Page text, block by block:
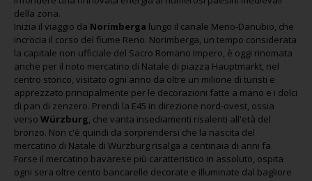
della zona.
Inizia il viaggio da Norimberga lungo il canale Meno-Danubio, che
incrocia il corso del fiume Reno. Norimberga, un tempo considerata
la capitale non ufficiale del Sacro Romano Impero, è oggi rinomata
anche per il noto mercatino di Natale di piazza Hauptmarkt, nel
centro storico, visitato ogni anno da oltre un milione di turisti e
apprezzato principalmente per le decorazioni fatte a mano e i dolci
di pan di zenzero. Prendi la E45 in direzione nord-ovest, ossia
verso Würzburg, che vanta insediamenti risalenti all'età del
bronzo. Non c'è quindi da sorprendersi che la nascita del
mercatino di Natale di Würzburg risalga a centinaia di anni fa.
Forse il mercatino bavarese più caratteristico in assoluto, ospita
ogni sera oltre cento bancarelle decorate e illuminate dal bagliore